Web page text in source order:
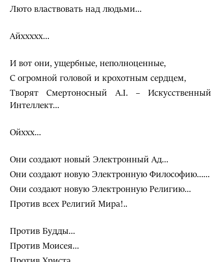
Люто властвовать над людьми…
Айххххх…
И вот они, ущербные, неполноценные,
С огромной головой и крохотным сердцем,
Творят Смертоносный A.I. – Искусственный
Интеллект…
Ойххх…
Они создают новый Электронный Ад…
Они создают новую Электронную Философию……
Они создают новую Электронную Религию…
Против всех Религий Мира!..
Против Будды…
Против Моисея…